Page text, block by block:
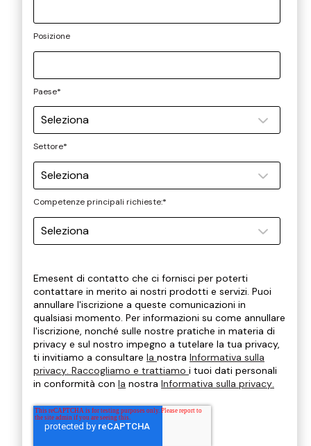
Posizione
Paese*
Settore*
Competenze principali richieste:*
Emesent di contatto che ci fornisci per poterti
contattare in merito ai nostri prodotti e servizi. Puoi
annullare l'iscrizione a queste comunicazioni in
qualsiasi momento. Per informazioni su come annullare
l'iscrizione, nonché sulle nostre pratiche in materia di
privacy e sul nostro impegno a tutelare la tua privacy,
ti invitiamo a consultare la nostra Informativa sulla
privacy. Raccogliamo e trattiamo i tuoi dati personali
in conformità con la nostra Informativa sulla privacy.